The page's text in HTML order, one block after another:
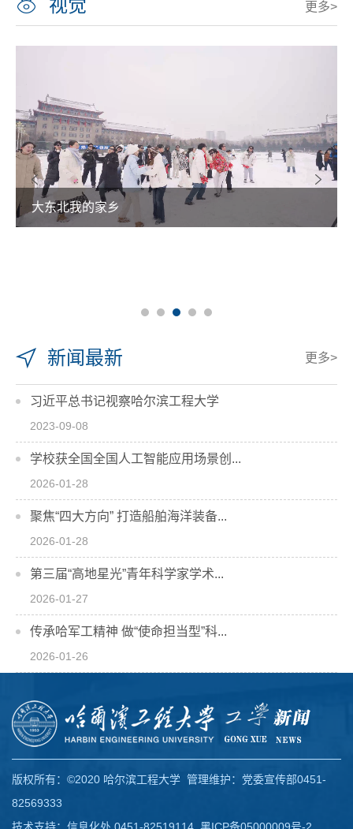
视觉 更多>
大东北我的家乡
新闻最新 更多>
习近平总书记视察哈尔滨工程大学
2023-09-08
学校获全国全国人工智能应用场景创...
2026-01-28
聚焦“四大方向” 打造船舶海洋装备...
2026-01-28
第三届“高地星光”青年科学家学术...
2026-01-27
传承哈军工精神 做“使命担当型”科...
2026-01-26
版权所有：©2020 哈尔滨工程大学 管理维护：党委宣传部0451-
82569333
技术支持：信息化处 0451-82519114 黑ICP备05000009号-2